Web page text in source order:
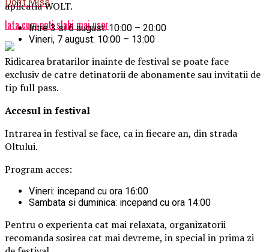
Iata cum poti slabi mai usor
aplicatia WOLT.
Intre 3 si 6 august: 10:00 – 20:00
Vineri, 7 august: 10:00 – 13:00
Ridicarea bratarilor inainte de festival se poate face
exclusiv de catre detinatorii de abonamente sau invitatii de
tip full pass.
Accesul in festival
Intrarea in festival se face, ca in fiecare an, din strada
Oltului.
Program acces:
Vineri: incepand cu ora 16:00
Sambata si duminica: incepand cu ora 14:00
Pentru o experienta cat mai relaxata, organizatorii
recomanda sosirea cat mai devreme, in special in prima zi